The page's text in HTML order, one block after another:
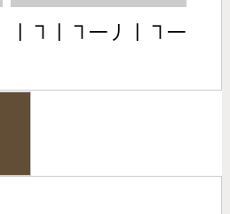
丨㇕丨㇕一丿丨㇕一